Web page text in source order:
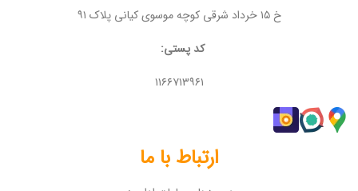
خ ۱۵ خرداد شرقی کوچه موسوی کیانی پلاک ۹۱
کد پستی:
۱۱۶۶۷۱۳۹۶۱
ارتباط با ما